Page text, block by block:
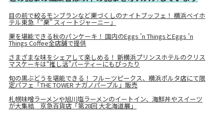
目の前で絞るモンブランなど栗づくしのナイトブッフェ！ 横浜ベイホ
テル東急「“栗” スィートジャーニー」
栗を堪能できる秋のパンケーキ！ 国内のEggs ’n ThingsとEggs ’n
Things Coffee全店舗で提供
さまざまな味をシェアして楽しめる！ 新横浜プリンスホテルのクリス
マスケーキは“推し活”パーティーにもぴったり
旬の黒ぶどうを堪能できる！ フルーツピークス、横浜ポルタ店にて限
定パフェ「THE TOWER ナガノパープル」販売
札幌味噌ラーメンや旭川塩ラーメンのイートイン、海鮮丼やスイーツ
が大集結 京急百貨店「第28回 大北海道展」